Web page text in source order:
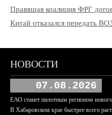
Правящая коалиция ФРГ
Китай отказался передать
НОВОСТИ
07.08.2026
ЕАО станет пилотным регионом
В Хабаровском крае быстрее всего